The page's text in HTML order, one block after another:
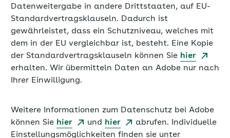
Datenweitergabe in andere Drittstaaten, auf EU-
Standardvertragsklauseln. Dadurch ist
gewährleistet, dass ein Schutzniveau, welches mit
dem in der EU vergleichbar ist, besteht. Eine Kopie
der Standardvertragsklauseln können Sie hier
erhalten. Wir übermitteln Daten an Adobe nur nach
Ihrer Einwilligung.
Weitere Informationen zum Datenschutz bei Adobe
können Sie hier und hier
abrufen. Individuelle
Einstellungsmöglichkeiten finden sie unter